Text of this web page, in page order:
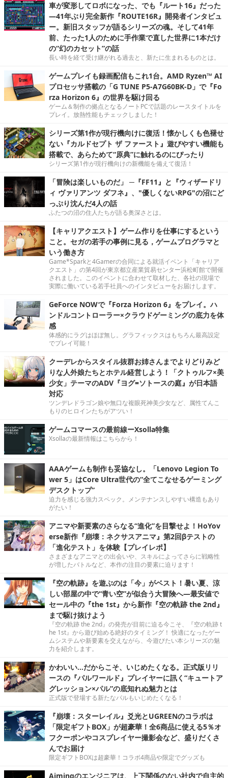
車が変形してロボになった、でも『ルート16』だった
―41年ぶり完全新作『ROUTE16R』開発者インタビュ
ー。新旧スタッフが語るシリーズの魂。そして41年
前、たった1人のために手作業で直した世界に1本だけ
の“幻のカセット”の話
長い時を経て受け継がれる過去と、新たに生まれるものとは。
ゲームプレイも録画配信もこれ1台。AMD Ryzen™ AI
プロセッサ搭載の「G TUNE P5-A7G60BK-D」で『Fo
rza Horizon 6』の世界を駆け回る
ゲーム＆制作の拠点となるノートPCで話題のレースタイトルを
プレイ。放熱性能もチェックしました！
シリーズ第1作が現行機向けに復活！懐かしくも色褪せ
ない『カルドセプト ザ ファースト』遊びやすい機能も
搭載で、あらためて“原典”に触れるのにぴったり
シリーズ第1作が現行機向けの新機能を備えて復活！
「冒険は楽しいものだ」 ─『FF11』と『ウィザードリ
ィ ヴァリアンツ ダフネ』、"優しくないRPG"の沼にど
っぷり沈んだ4人の話
ふたつの沼の住人たちが語る奥深さとは。
【キャリアクエスト】ゲーム作りを仕事にするという
こと。セガの若手の事例に見る，ゲームプログラマと
いう働き方
Game*Sparkと4Gamerの合同による就活イベント「キャリア
クエスト」の第4回が東京都立産業貿易センター浜松町館で開催
されました。このイベントに合わせて取材した、各社の現場で
実際に働いている若手社員へのインタビューをお届けします。
GeForce NOWで『Forza Horizon 6』をプレイ。ハ
ンドルコントローラー×クラウドゲーミングの底力を体
感
体感的にラグはほぼ無し。グラフィックスはもちろん最高設定
でプレイ可能！
クーデレからスタイル抜群お姉さんまでよりどりみど
りな人外娘たちとホテル経営しよう！「クトゥルフ×美
少女」テーマのADV『ヨグ=ソトースの庭』が日本語
対応
ツンデレドラゴン娘や無口な複眼死神美少女など、属性てんこ
もりのヒロインたちがアツい！
ゲームコマースの最前線ーXsolla特集
Xsollaの最新情報はこちらから！
AAAゲームも制作も妥協なし。「Lenovo Legion To
wer 5」はCore Ultra世代の“全てこなせるゲーミング
デスクトップ”
迫力を感じる強力スペック。メンテナンスしやすい構造もあり
がたい！
アニマや新要素のさらなる“進化”を目撃せよ！HoYov
erse新作『崩壊：ネクサスアニマ』第2回βテストの
「進化テスト」を体験【プレイレポ】
さまざまなアニマとの出会いや、スキルによってさらに戦略性
が増したバトルなど、本作の注目の要素に迫ります！
『空の軌跡』を遊ぶのは「今」がベスト！暑い夏、涼
しい部屋の中で“青い空”が似合う大冒険へ―最安値で
セール中の『the 1st』から新作『空の軌跡 the 2nd』
まで駆け抜けよう
『空の軌跡 the 2nd』の発売が目前に迫る今こそ、『空の軌跡 t
he 1st』から遊び始める絶好のタイミング！ 快適になったゲー
ムシステムや新要素を交えながら、今遊びたい本シリーズの魅
力を紹介します。
かわいい…だからこそ、いじめたくなる。正式版リリ
ースの『パルワールド』プレイヤーに訊く“キュートア
グレッション×パル”の底知れぬ魅力とは
正式版で登場する新たなパルもいじめたくなる！
『崩壊：スターレイル』爻光とUGREENのコラボは
「限定ギフトBOX」が超豪華！全6商品に使える5％オ
フクーポンやコスプレイヤー撮影会など、盛りだくさ
んでお届け
限定ギフトBOXは超豪華！コラボ4商品や限定でグッズも
Aimingのエンジニアは、上下関係のない社内で自主的